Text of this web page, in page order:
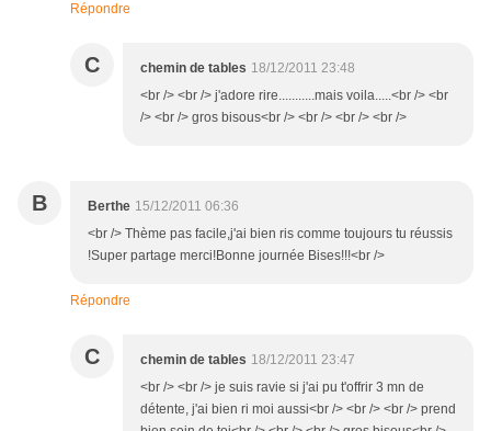
Répondre
C chemin de tables 18/12/2011 23:48
<br /> <br /> j'adore rire...........mais voila.....<br /> <br
/> <br /> gros bisous<br /> <br /> <br /> <br />
B Berthe 15/12/2011 06:36
<br /> Thème pas facile,j'ai bien ris comme toujours tu réussis
!Super partage merci!Bonne journée Bises!!!<br />
Répondre
C chemin de tables 18/12/2011 23:47
<br /> <br /> je suis ravie si j'ai pu t'offrir 3 mn de
détente, j'ai bien ri moi aussi<br /> <br /> <br /> prend